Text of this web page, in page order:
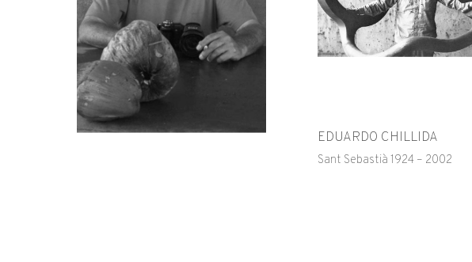
EDUARDO CHILLIDA
Sant Sebastià 1924 – 2002